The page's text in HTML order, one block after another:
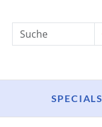
Produktsuche
SPECIALS